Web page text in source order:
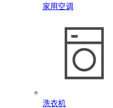
家用空调
洗衣机